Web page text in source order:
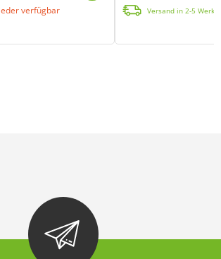
verfügbar Versand in 2-5